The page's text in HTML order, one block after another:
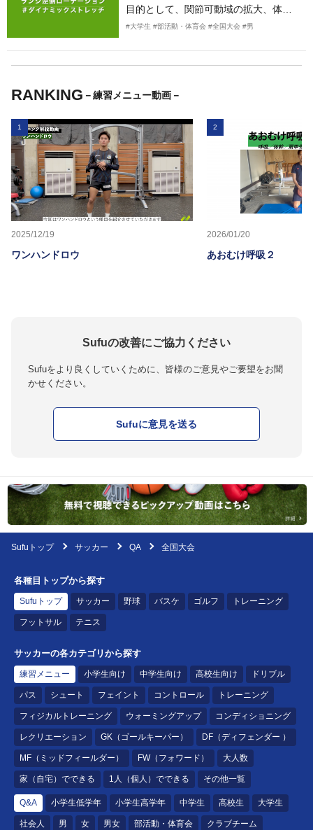
目的として、関節可動域の拡大、体を
温めること、機能を向上するようなア
#大学生 #部活動・体育会 #全国大会 #男
RANKING －練習メニュー動画－
1
2025/12/19
ワンハンドロウ
2
2026/01/20
あおむけ呼吸２
Sufuの改善にご協力ください
Sufuをより良くしていくために、皆様のご意見やご要望をお聞
かせください。
Sufuに意見を送る
Sufuトップ サッカー QA 全国大会
各種目トップから探す
Sufuトップ サッカー 野球 バスケ ゴルフ トレーニング
フットサル テニス
サッカーの各カテゴリから探す
練習メニュー 小学生向け 中学生向け 高校生向け ドリブル
パス シュート フェイント コントロール トレーニング
フィジカルトレーニング ウォーミングアップ コンディショニング
レクリエーション GK（ゴールキーパー） DF（ディフェンダー ）
MF（ミッドフィールダー） FW（フォワード） 大人数
家（自宅）でできる 1人（個人）でできる その他一覧
Q&A 小学生低学年 小学生高学年 中学生 高校生 大学生
社会人 男 女 男女 部活動・体育会 クラブチーム